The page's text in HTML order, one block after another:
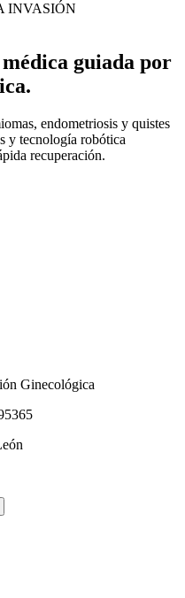
INVASIÓN
guiada por
endometriosis y quistes
y tecnología robótica
recuperación.
Ginecológica